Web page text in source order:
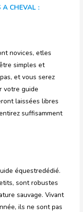
A CHEVAL :
novices, etles
simples et
et vous serez
votre guide
laissées libres
suffisamment
équestredédié.
sont robustes
sauvage. Vivant
ils ne sont pas